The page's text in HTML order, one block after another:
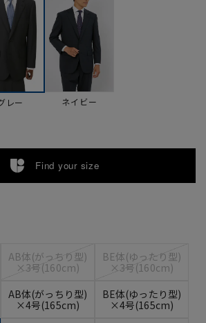
レー ネイビー
Find your size
AB体(がっちり型)
×3号(160cm)
BE体(ゆったり型)
×3号(160cm)
AB体(がっちり型)
×4号(165cm)
BE体(ゆったり型)
×4号(165cm)